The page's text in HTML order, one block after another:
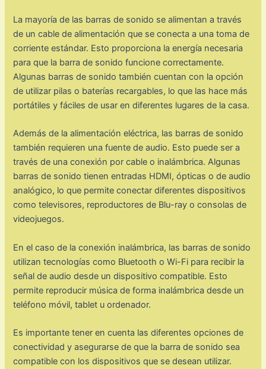
La mayoría de las barras de sonido se alimentan a través
de un cable de alimentación que se conecta a una toma de
corriente estándar. Esto proporciona la energía necesaria
para que la barra de sonido funcione correctamente.
Algunas barras de sonido también cuentan con la opción
de utilizar pilas o baterías recargables, lo que las hace más
portátiles y fáciles de usar en diferentes lugares de la casa.
Además de la alimentación eléctrica, las barras de sonido
también requieren una fuente de audio. Esto puede ser a
través de una conexión por cable o inalámbrica. Algunas
barras de sonido tienen entradas HDMI, ópticas o de audio
analógico, lo que permite conectar diferentes dispositivos
como televisores, reproductores de Blu-ray o consolas de
videojuegos.
En el caso de la conexión inalámbrica, las barras de sonido
utilizan tecnologías como Bluetooth o Wi-Fi para recibir la
señal de audio desde un dispositivo compatible. Esto
permite reproducir música de forma inalámbrica desde un
teléfono móvil, tablet u ordenador.
Es importante tener en cuenta las diferentes opciones de
conectividad y asegurarse de que la barra de sonido sea
compatible con los dispositivos que se desean utilizar.